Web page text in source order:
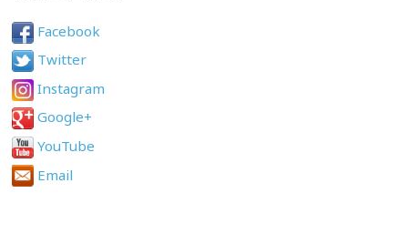
Facebook
Twitter
Instagram
Google+
YouTube
Email